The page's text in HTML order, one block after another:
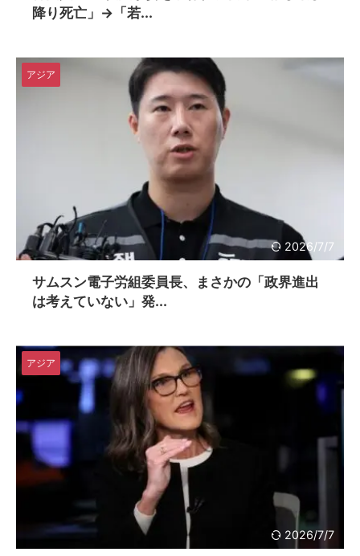
降り死亡」→「若...
2026/7/7
アジア
サムスン電子労組委員長、まさかの「政界進出
は考えていない」発...
2026/7/7
アジア